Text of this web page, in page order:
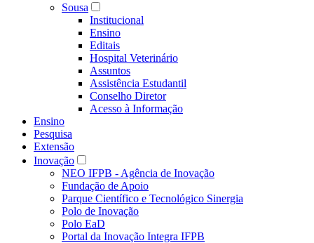
Sousa
Institucional
Ensino
Editais
Hospital Veterinário
Assuntos
Assistência Estudantil
Conselho Diretor
Acesso à Informação
Ensino
Pesquisa
Extensão
Inovação
NEO IFPB - Agência de Inovação
Fundação de Apoio
Parque Científico e Tecnológico Sinergia
Polo de Inovação
Polo EaD
Portal da Inovação Integra IFPB